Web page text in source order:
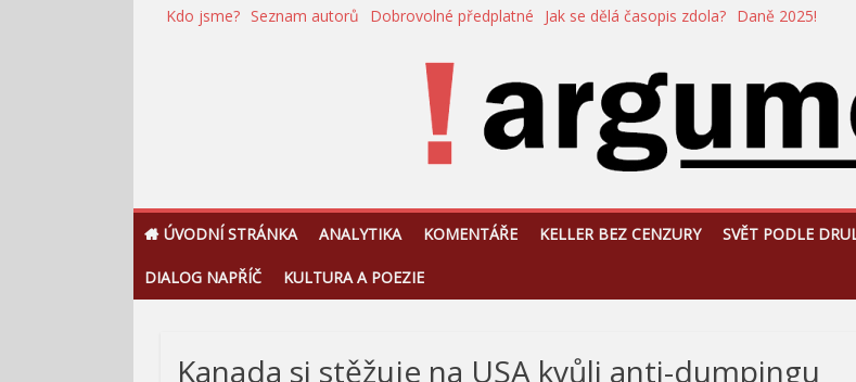
PřeskočitKdo jsme? Seznam autorů Dobrovolné předplatné Jak se dělá časopis zdola? Daně 2025!
!Argument
ÚVODNÍ STRÁNKA ANALYTIKA KOMENTÁŘE KELLER BEZ CENZURY SVĚT PODLE
DIALOG NAPŘÍČ KULTURA A POEZIE
Kanada si stěžuje na USA kvůli anti-dumpingu